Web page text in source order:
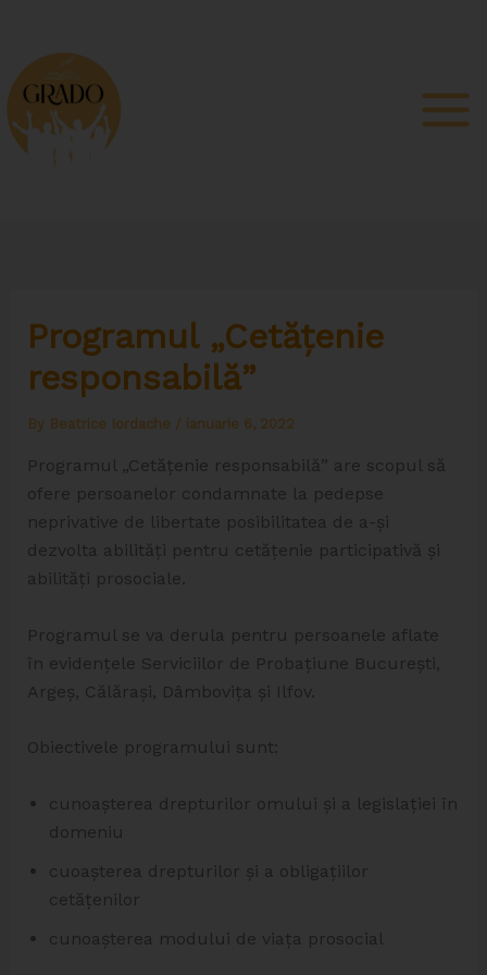
content
Programul „Cetățenie
responsabilă”
By Beatrice Iordache / ianuarie 6, 2022
Programul „Cetățenie responsabilă” are scopul să
ofere persoanelor condamnate la pedepse
neprivative de libertate posibilitatea de a-și
dezvolta abilități pentru cetățenie participativă și
abilități prosociale.
Programul se va derula pentru persoanele aflate
în evidențele Serviciilor de Probațiune București,
Argeș, Călărași, Dâmbovița și Ilfov.
Obiectivele programului sunt:
cunoașterea drepturilor omului și a legislației în
domeniu
cuoașterea drepturilor și a obligațiilor
cetățenilor
cunoașterea modului de viața prosocial